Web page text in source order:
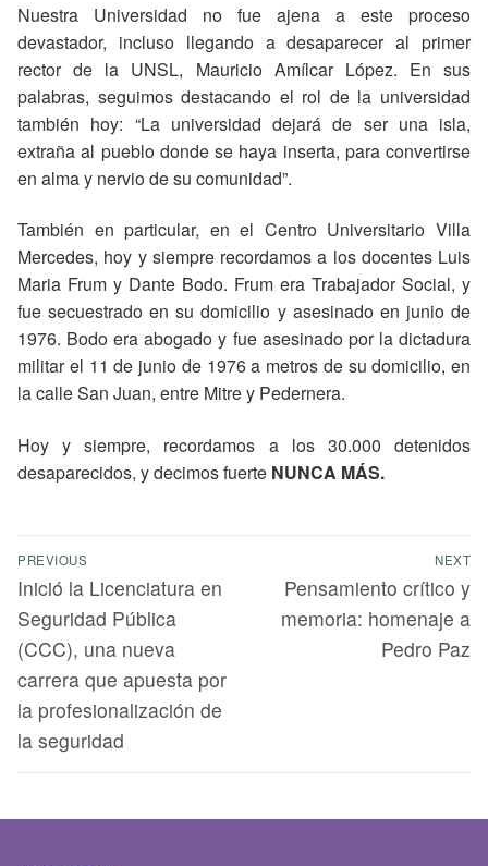
Nuestra Universidad no fue ajena a este proceso
devastador, incluso llegando a desaparecer al primer
rector de la UNSL, Mauricio Amílcar López. En sus
palabras, seguimos destacando el rol de la universidad
también hoy: “La universidad dejará de ser una isla,
extraña al pueblo donde se haya inserta, para convertirse
en alma y nervio de su comunidad”.
También en particular, en el Centro Universitario Villa
Mercedes, hoy y siempre recordamos a los docentes Luis
Maria Frum y Dante Bodo. Frum era Trabajador Social, y
fue secuestrado en su domicilio y asesinado en junio de
1976. Bodo era abogado y fue asesinado por la dictadura
militar el 11 de junio de 1976 a metros de su domicilio, en
la calle San Juan, entre Mitre y Pedernera.
Hoy y siempre, recordamos a los 30.000 detenidos
desaparecidos, y decimos fuerte NUNCA MÁS.
PREVIOUS
Inició la Licenciatura en
Seguridad Pública
(CCC), una nueva
carrera que apuesta por
la profesionalización de
la seguridad
NEXT
Pensamiento crítico y
memoria: homenaje a
Pedro Paz